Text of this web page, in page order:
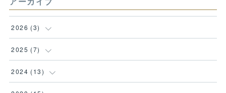
アーカイブ
2026 (3)
(1
(1)
( 1)
2025 (7)
(1)
2024 (13)